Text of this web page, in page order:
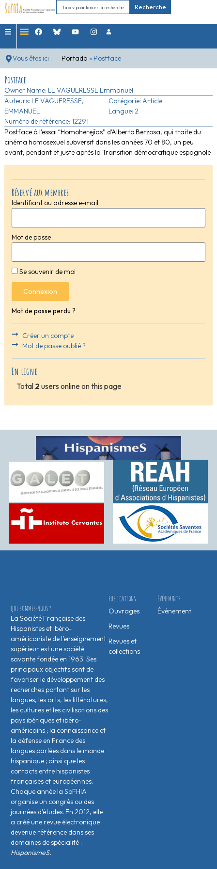
Recherche
Vous êtes ici : Portada » Postface
Réservé aux membres
Identifiant ou adresse e-mail
Mot de passe
Se souvenir de moi
Connexion
Mot de passe perdu ?
Créer un compte
Mot de passe oublié ?
En ligne
Total 2 users online on this page
Postface
Owner Name: LE VAGUERESSE Emmanuel
Auteurs: LE VAGUERESSE,
EMMANUEL
Numéro de référence: 12291
Catégorie: Article
Langue: 2
Postface à l’essai “Homoherejías” d’Alberto Berzosa, qui traite du
cinéma homosexuel subversif dans les années 70 et 80, un peu
avant, pendant et juste après la Transition démocratique espagnole
ÉVÉNEMENTS
Évènement
PUBLICATIONS
Ouvrages
Revues
Revues et
collections
QUI SOMMES-NOUS ?
La Société Française des
Hispanistes et Ibéro-
américaniste de l’enseignement
supérieur est une société
savante fondée en 1963. Ses
principaux objectifs sont de
favoriser le développement des
recherches portant sur les
langues, les arts, les littératures,
les cultures et les civilisations des
pays ibériques et ibéro-
américains ; la connaissance et
la défense en France des
langues parlées dans le monde
hispanique ; ainsi que les
contacts entre hispanistes
français·es et européen·nes.
Chaque année la SoFHIA
organise un congrès ou des
journées d’études. En 2012, elle
a créé une revue électronique
devenue référence dans ses
domaines de spécialité :
HispanismeS.